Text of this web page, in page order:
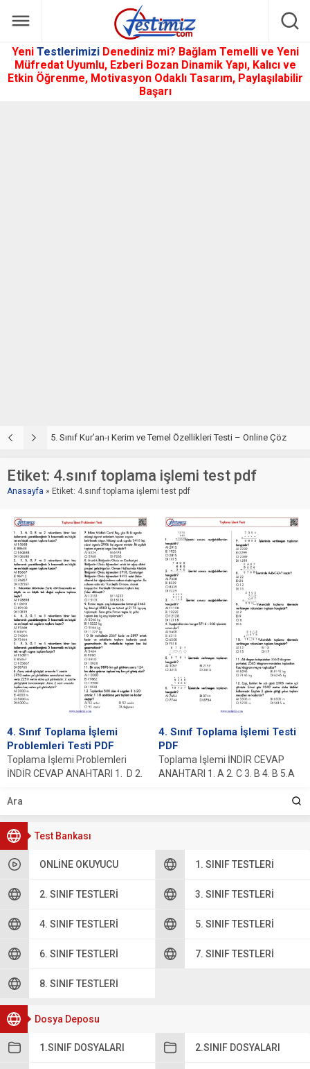
Yeni Testlerimizi Denediniz mi? Bağlam Temelli ve Yeni
Müfredat Uyumlu, Ezberi Bozan Dinamik Yapı, Kalıcı ve
Etkin Öğrenme, Motivasyon Odaklı Tasarım, Paylaşılabilir
Başarı
5. Sınıf Kur’an-ı Kerim ve Temel Özellikleri Testi – Online Çöz
Test Bankası
ONLINE OKUYUCU 1. SINIF TESTLERI
2. SINIF TESTLERI 3. SINIF TESTLERI
4. SINIF TESTLERI 5. SINIF TESTLERI
6. SINIF TESTLERI 7. SINIF TESTLERI
8. SINIF TESTLERI
Dosya Deposu
1.SINIF DOSYALARI 2.SINIF DOSYALARI
Etiket: 4.sınıf toplama işlemi test pdf
Anasayfa » Etiket: 4.sınıf toplama işlemi test pdf
4. Sınıf Toplama İşlemi
Problemleri Testi PDF
Toplama İşlemi Problemleri
İNDİR CEVAP ANAHTARI 1. D 2.
4. Sınıf Toplama İşlemi Testi
PDF
Toplama İşlemi İNDİR CEVAP
ANAHTARI 1. A 2. C 3. B 4. B 5.A